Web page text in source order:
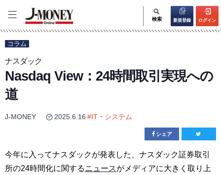
検索 新規登録 ログイン
コラム
ナスダック
Nasdaq View：24時間取引実現への
道
J-MONEY 2025.6.16 #IT・システム
シェア
今年に入ってナスダックが発表した、ナスダック証券取引
所の24時間化に関するニュースがメディアに大きく取り上